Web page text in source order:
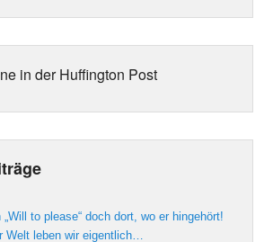
in der Huffington Post
„Will to please“ doch dort, wo er hingehört!
Welt leben wir eigentlich…